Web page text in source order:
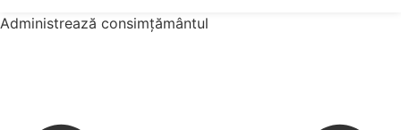
Administrează consimțământul